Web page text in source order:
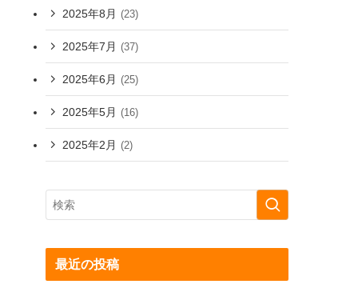
2025年8月 (23)
2025年7月 (37)
2025年6月 (25)
2025年5月 (16)
2025年2月 (2)
最近の投稿